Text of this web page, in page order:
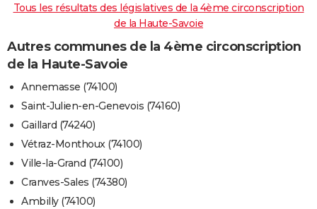
Tous les résultats des législatives de la 4ème circonscription
de la Haute-Savoie
Autres communes de la 4ème circonscription
de la Haute-Savoie
Annemasse (74100)
Saint-Julien-en-Genevois (74160)
Gaillard (74240)
Vétraz-Monthoux (74100)
Ville-la-Grand (74100)
Cranves-Sales (74380)
Ambilly (74100)